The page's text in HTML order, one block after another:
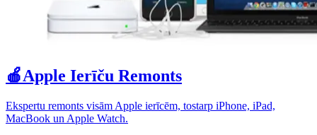
🍎Apple Ierīču Remonts
Ekspertu remonts visām Apple ierīcēm, tostarp iPhone, iPad,
MacBook un Apple Watch.